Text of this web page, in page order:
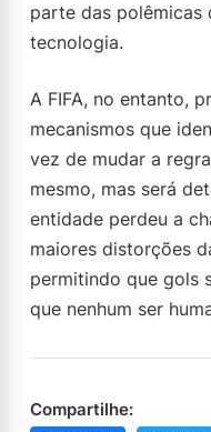
parte das polêmicas
tecnologia.
A FIFA, no entanto,
mecanismos que
vez de mudar a
mesmo, mas será
entidade perdeu a
maiores distorções
permitindo que gols
que nenhum ser
Compartilhe: